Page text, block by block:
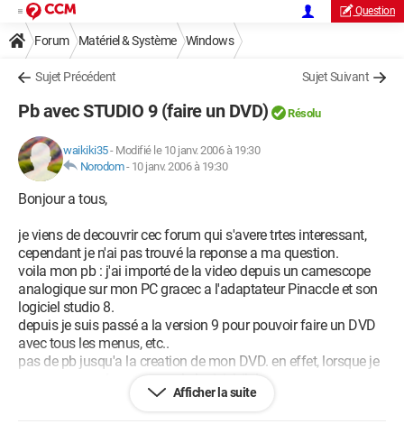
Question
Forum Matériel & Système Windows
Sujet Précédent Sujet Suivant
Pb avec STUDIO 9 (faire un DVD) Résolu
waikiki35- Modifié le 10 janv. 2006 à 19:30
Norodom- 10 janv. 2006 à 19:30
Bonjour a tous,
je viens de decouvrir cec forum qui s'avere trtes interessant,
cependant je n'ai pas trouvé la reponse a ma question.
voila mon pb : j'ai importé de la video depuis un camescope
analogique sur mon PC gracec a l'adaptateur Pinaccle et son
logiciel studio 8.
depuis je suis passé a la version 9 pour pouvoir faire un DVD
avec tous les menus, etc..
pas de pb jusqu'a la creation de mon DVD. en effet, lorsque je
commencee a le creer avec le logiciel, il demarre, avance
lentement (normal), et ensuite il me dit au bout d'un moment
Afficher la suite